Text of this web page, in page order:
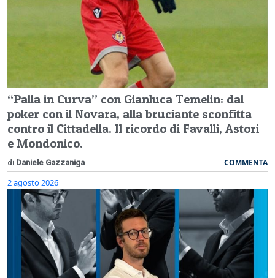
“Palla in Curva” con Gianluca Temelin: dal
poker con il Novara, alla bruciante sconfitta
contro il Cittadella. Il ricordo di Favalli, Astori
e Mondonico.
di Daniele Gazzaniga COMMENTA
2 agosto 2026